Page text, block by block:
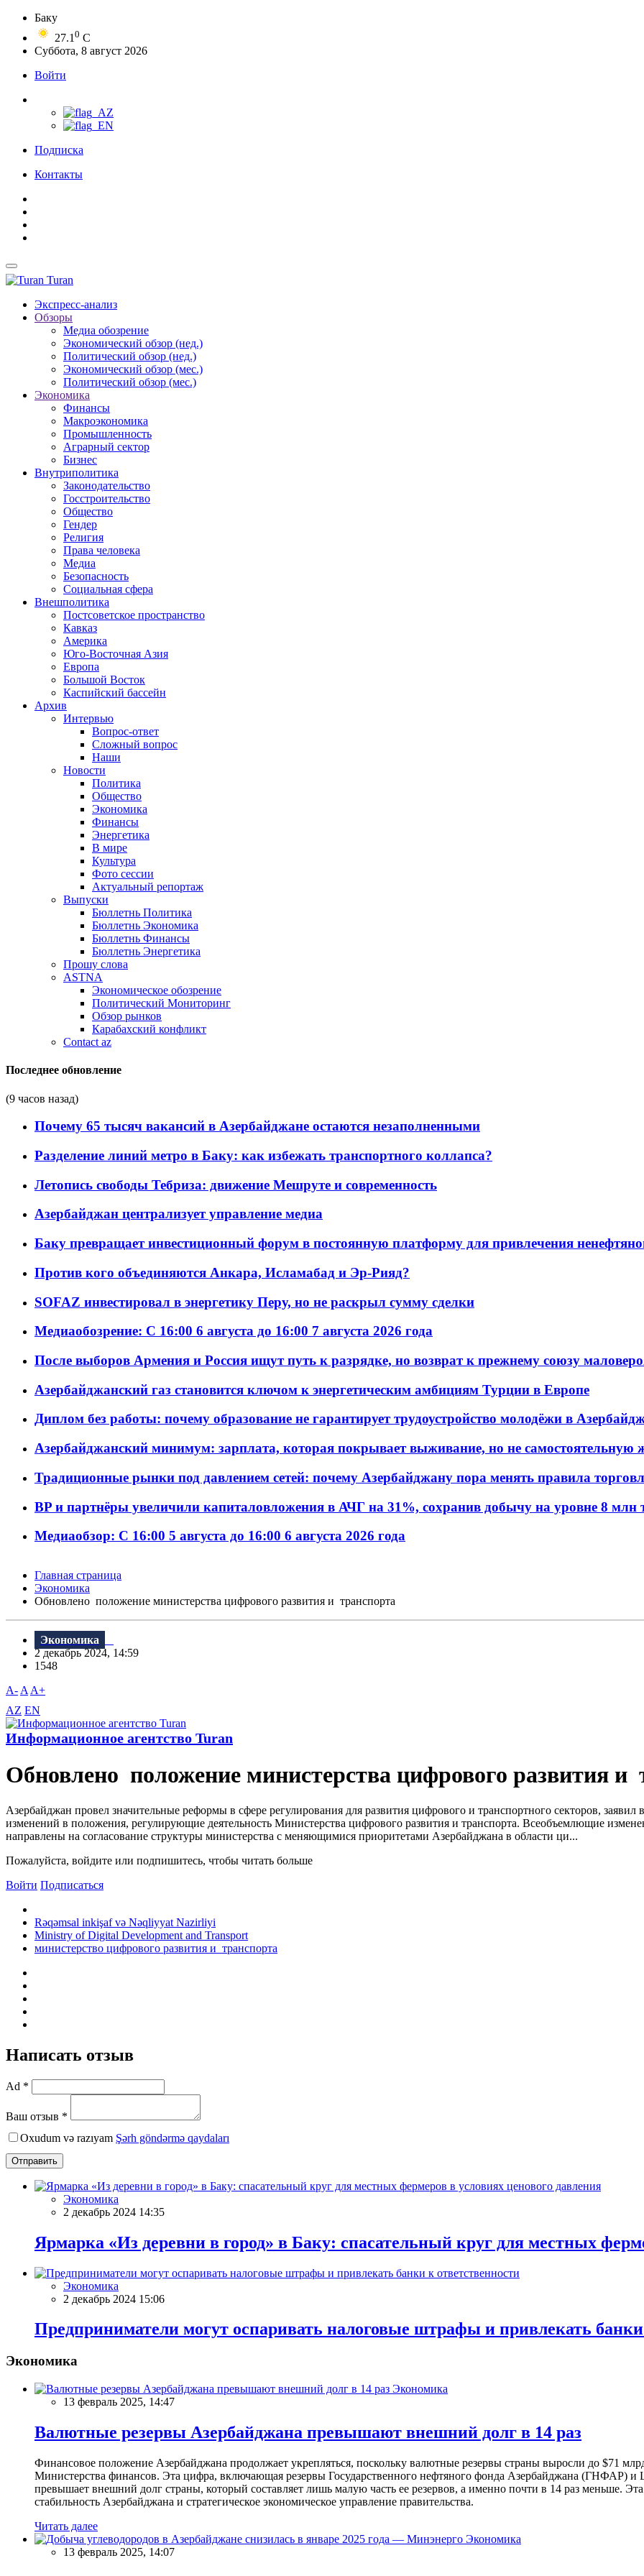
Баку
27.1 0 C
Суббота, 8 август 2026
Войти
Подписка
Контакты
Turan
Экспресс-анализ
Обзоры
Медиа обозрение
Экономический обзор (нед.)
Политический обзор (нед.)
Экономический обзор (мес.)
Политический обзор (мес.)
Экономика
Финансы
Макроэкономика
Промышленность
Аграрный сектор
Бизнес
Внутриполитика
Законодательство
Госстроительство
Общество
Гендер
Религия
Права человека
Медиа
Безопасность
Социальная сфера
Внешполитика
Постсоветское пространство
Кавказ
Америка
Юго-Восточная Азия
Европа
Большой Восток
Каспийский бассейн
Архив
Интервью
Вопрос-ответ
Сложный вопрос
Наши
Новости
Политика
Общество
Экономика
Финансы
Энергетика
В мире
Культура
Фото сессии
Актуальный репортаж
Выпуски
Бюллетнь Политика
Бюллетнь Экономика
Бюллетнь Финансы
Бюллетнь Энергетика
Прошу слова
ASTNA
Экономическое обозрение
Политический Мониторинг
Обзор рынков
Карабахский конфликт
Contact az
Последнее обновление
(9 часов назад)
Почему 65 тысяч вакансий в Азербайджане остаются незаполненными
Разделение линий метро в Баку: как избежать транспортного коллапса?
Летопись свободы Тебриза: движение Мешруте и современность
Азербайджан централизует управление медиа
Баку превращает инвестиционный форум в постоянную платформу для привлечения
Против кого объединяются Анкара, Исламабад и Эр-Рияд?
SOFAZ инвестировал в энергетику Перу, но не раскрыл сумму сделки
Медиаобозрение: С 16:00 6 августа до 16:00 7 августа 2026 года
После выборов Армения и Россия ищут путь к разрядке, но возврат к прежнему союзу
Азербайджанский газ становится ключом к энергетическим амбициям Турции в Европе
Диплом без работы: почему образование не гарантирует трудоустройство молодёжи в
Азербайджанский минимум: зарплата, которая покрывает выживание, но не самостоятельную
Традиционные рынки под давлением сетей: почему Азербайджану пора менять правила
BP и партнёры увеличили капиталовложения в АЧГ на 31%, сохранив добычу на уровне 8 млн
Медиаобзор: С 16:00 5 августа до 16:00 6 августа 2026 года
Главная страница
Экономика
Обновлено положение министерства цифрового развития и транспорта
Экономика
2 декабрь 2024, 14:59
1548
A- A A+
AZ EN
Информационное агентство Turan
Обновлено положение министерства цифрового развития и
Азербайджан провел значительные реформы в сфере регулирования для развития цифрового и транспортного секторов,
изменений в положения, регулирующие деятельность Министерства цифрового развития и транспорта. Всеобъемлющие
направлены на согласование структуры министерства с меняющимися приоритетами Азербайджана в области ци...
Пожалуйста, войдите или подпишитесь, чтобы читать больше
Войти Подписаться
Rəqəmsal inkişaf və Nəqliyyat Nazirliyi
Ministry of Digital Development and Transport
министерство цифрового развития и транспорта
Написать отзыв
Ad *
Ваш отзыв *
Oxudum və razıyam Şərh göndərmə qaydaları
Отправить
Экономика
2 декабрь 2024 14:35
Ярмарка «Из деревни в город» в Баку: спасательный круг для местных
Экономика
2 декабрь 2024 15:06
Предприниматели могут оспаривать налоговые штрафы и привлекать банки
Экономика
Экономика
13 февраль 2025, 14:47
Валютные резервы Азербайджана превышают внешний долг в 14 раз
Финансовое положение Азербайджана продолжает укрепляться, поскольку валютные резервы страны выросли до $71
Министерства финансов. Эта цифра, включающая резервы Государственного нефтяного фонда Азербайджана (ГНФАР) и
превышает внешний долг страны, который составляет лишь малую часть ее резервов, а именно почти в 14 раз меньше.
стабильность Азербайджана и стратегическое экономическое управление правительства.
Читать далее
Экономика
13 февраль 2025, 14:07